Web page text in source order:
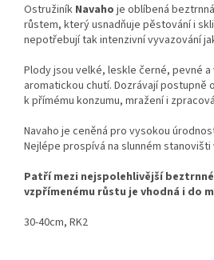
Ostružiník Navaho je oblíbená
růstem, který usnadňuje pěstování i
nepotřebují tak intenzivní vyvazování
Plody jsou velké, leskle černé, pevné
aromatickou chutí. Dozrávají postupně
k přímému konzumu, mražení i
Navaho je ceněná pro vysokou
Nejlépe prospívá na slunném
Patří mezi nejspolehlivější
vzpřímenému růstu je vhodná i do
30-40cm, RK2